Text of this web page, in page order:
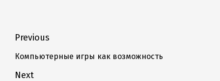
Навигация
по
записям
Previous
Previous
Компьютерные игры как возможность
Next